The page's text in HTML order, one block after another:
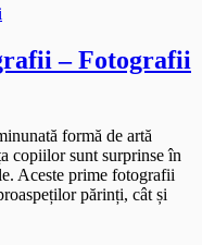
– Fotografii
formă de artă
copiilor sunt surprinse în
Aceste prime fotografii
părinți, cât și